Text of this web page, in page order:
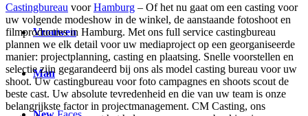
Vrouwen
Man
Castingbureau voorHamburg – Of het nu gaat om een casting voor
uw volgende modeshow in de winkel, de aanstaande fotoshoot en
filmproducties in Hamburg. Met ons full service castingbureau
plannen we elk detail voor uw mediaproject op een georganiseerde
manier: projectplanning, casting en plaatsing. Snelle voorstellen en
selectie zijn gegarandeerd bij ons als model casting bureau voor uw
shoot. Uw castingbureau voor foto campagnes en shoots scout de
beste cast. Uw absolute tevredenheid en die van uw team is onze
belangrijkste factor in projectmanagement. CM Casting, ons